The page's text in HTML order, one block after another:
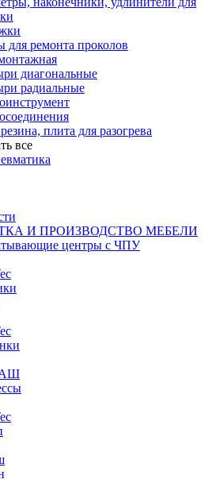
для ремонта проколов
диагональные
радиальные
плита для разогрева
все
И ПРОИЗВОДСТВО МЕБЕЛИ
центры с ЧПУ